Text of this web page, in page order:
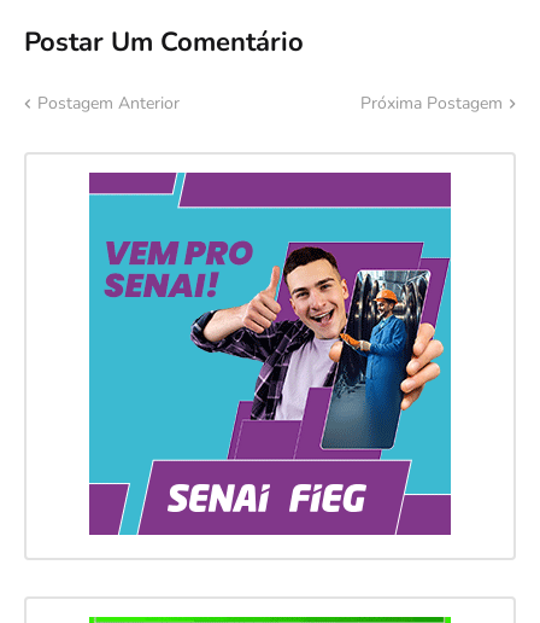
Postar Um Comentário
Postagem Anterior Próxima Postagem